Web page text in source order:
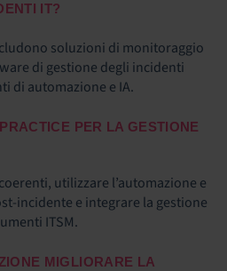
IT?
soluzioni di monitoraggio
di gestione degli incidenti
di automazione e IA.
PER LA GESTIONE
utilizzare l’automazione e
incidente e integrare la gestione
ITSM.
MIGLIORARE LA